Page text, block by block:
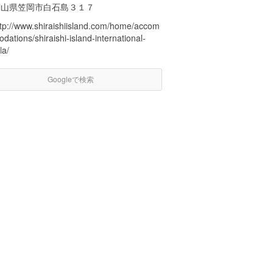
県笠岡市白石島３１７
www.shiraishiisland.com/home/accom
shiraishi-island-international-
Googleで検索